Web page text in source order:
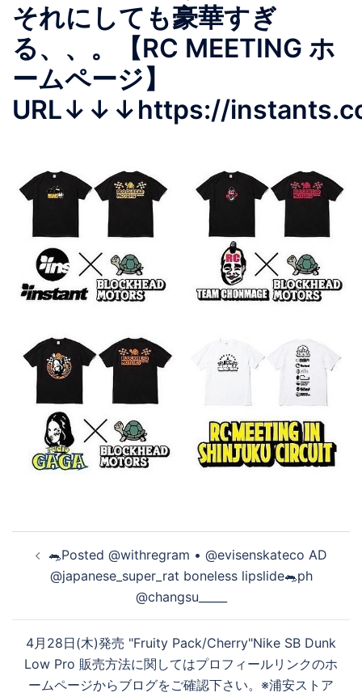
それにしても豪華すぎ
る、、。【RC MEETING ホ
ームページ】
URL↓↓↓https://
ー
シ
🐀Posted @withregram • @evisenskateco AD
@japanese_super_rat boneless lipslide🐀ph
@changsu_____
4月28日(木)発売 "Fruity Pack/Cherry"Nike SB Dunk
Low Pro 販売方法に関してはプロフィールリンクのホ
ームページからブログをご確認下さい。※浦安ストア